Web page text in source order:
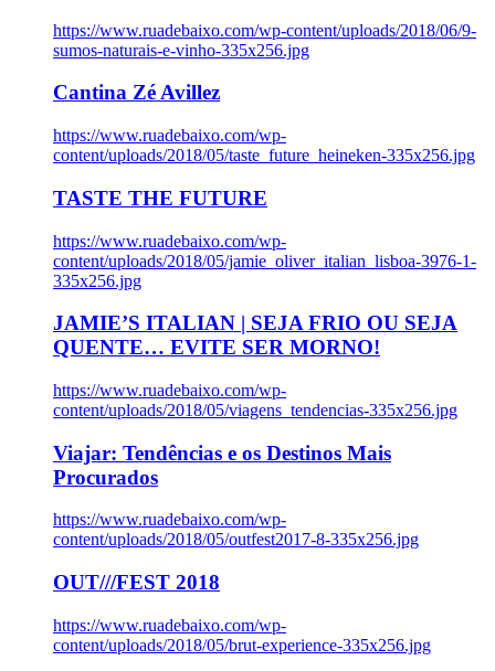
https://www.ruadebaixo.com/wp-content/uploads/2018/06/9-
sumos-naturais-e-vinho-335x256.jpg
Cantina Zé Avillez
https://www.ruadebaixo.com/wp-
content/uploads/2018/05/taste_future_heineken-335x256.jpg
TASTE THE FUTURE
https://www.ruadebaixo.com/wp-
content/uploads/2018/05/jamie_oliver_italian_lisboa-3976-1-
335x256.jpg
JAMIE’S ITALIAN | SEJA FRIO OU SEJA
QUENTE… EVITE SER MORNO!
https://www.ruadebaixo.com/wp-
content/uploads/2018/05/viagens_tendencias-335x256.jpg
Viajar: Tendências e os Destinos Mais
Procurados
https://www.ruadebaixo.com/wp-
content/uploads/2018/05/outfest2017-8-335x256.jpg
OUT///FEST 2018
https://www.ruadebaixo.com/wp-
content/uploads/2018/05/brut-experience-335x256.jpg